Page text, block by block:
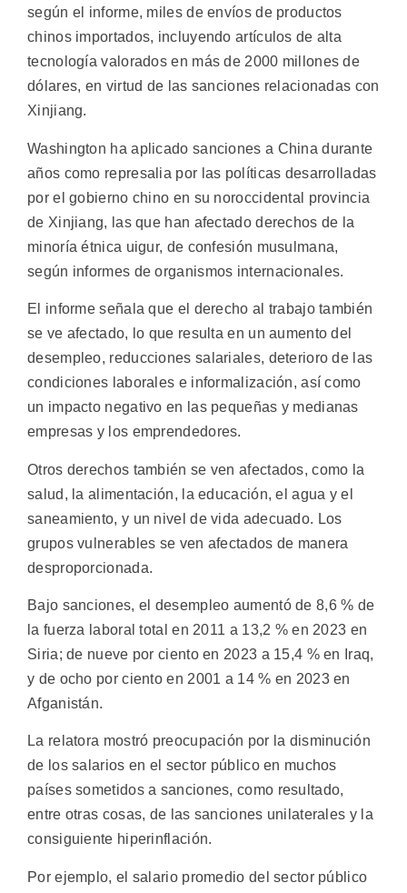
según el informe, miles de envíos de productos
chinos importados, incluyendo artículos de alta
tecnología valorados en más de 2000 millones de
dólares, en virtud de las sanciones relacionadas con
Xinjiang.
Washington ha aplicado sanciones a China durante
años como represalia por las políticas desarrolladas
por el gobierno chino en su noroccidental provincia
de Xinjiang, las que han afectado derechos de la
minoría étnica uigur, de confesión musulmana,
según informes de organismos internacionales.
El informe señala que el derecho al trabajo también
se ve afectado, lo que resulta en un aumento del
desempleo, reducciones salariales, deterioro de las
condiciones laborales e informalización, así como
un impacto negativo en las pequeñas y medianas
empresas y los emprendedores.
Otros derechos también se ven afectados, como la
salud, la alimentación, la educación, el agua y el
saneamiento, y un nivel de vida adecuado. Los
grupos vulnerables se ven afectados de manera
desproporcionada.
Bajo sanciones, el desempleo aumentó de 8,6 % de
la fuerza laboral total en 2011 a 13,2 % en 2023 en
Siria; de nueve por ciento en 2023 a 15,4 % en Iraq,
y de ocho por ciento en 2001 a 14 % en 2023 en
Afganistán.
La relatora mostró preocupación por la disminución
de los salarios en el sector público en muchos
países sometidos a sanciones, como resultado,
entre otras cosas, de las sanciones unilaterales y la
consiguiente hiperinflación.
Por ejemplo, el salario promedio del sector público